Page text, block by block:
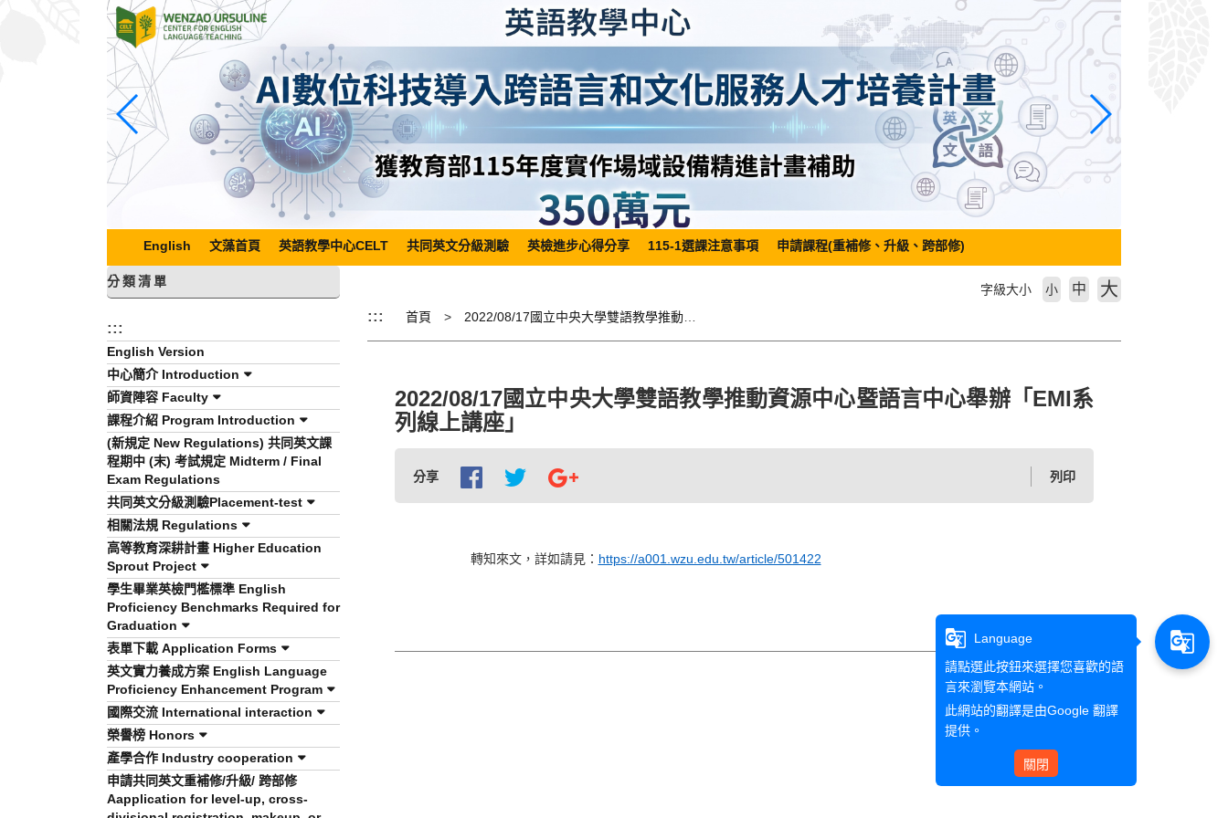
English 文藻首頁 英語教學中心CELT 共同英文分級測驗 英檢進步心得分享 115-1選課注意事項 申請課程(重補修、升級、跨部修)
分類清單
:::
English Version
中心簡介 Introduction
師資陣容 Faculty
課程介紹 Program Introduction
(新規定 New Regulations) 共同英文課
程期中 (末) 考試規定 Midterm / Final
Exam Regulations
共同英文分級測驗Placement-test
相關法規 Regulations
高等教育深耕計畫 Higher Education
Sprout Project
學生畢業英檢門檻標準 English
Proficiency Benchmarks Required for
Graduation
表單下載 Application Forms
英文實力養成方案 English Language
Proficiency Enhancement Program
國際交流 International interaction
榮譽榜 Honors
產學合作 Industry cooperation
申請共同英文重補修/升級/ 跨部修
Aapplication for level-up, cross-
::: 首頁
字級大小 小 中 大
2022/08/17國立中央大學雙語教學推動資源中心暨語言中心舉辦「EMI系
列線上講座」
分享 列印
轉知來文，詳如請見： https://a001.wzu.edu.tw/article/501422
g_translate
Language
請點選此按鈕來選擇您喜歡的語
言來瀏覽本網站。
此網站的翻譯是由Google 翻譯
提供。
關閉
g_translate